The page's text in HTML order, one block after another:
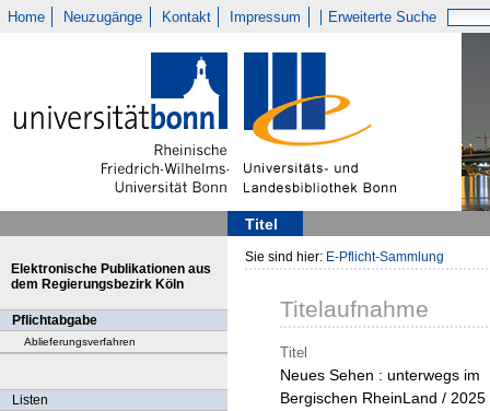
Home Neuzugänge Kontakt Impressum Erweiterte Suche
Titel
Elektronische Publikationen aus
dem Regierungsbezirk Köln
Pflichtabgabe
Ablieferungsverfahren
Listen
Sie sind hier: E-Pflicht-Sammlung
Titelaufnahme
Titel
Neues Sehen : unterwegs im
Bergischen RheinLand / 2025